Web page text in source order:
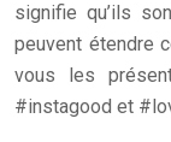
signifie qu’ils
peuvent étendre
vous les
#instagood et